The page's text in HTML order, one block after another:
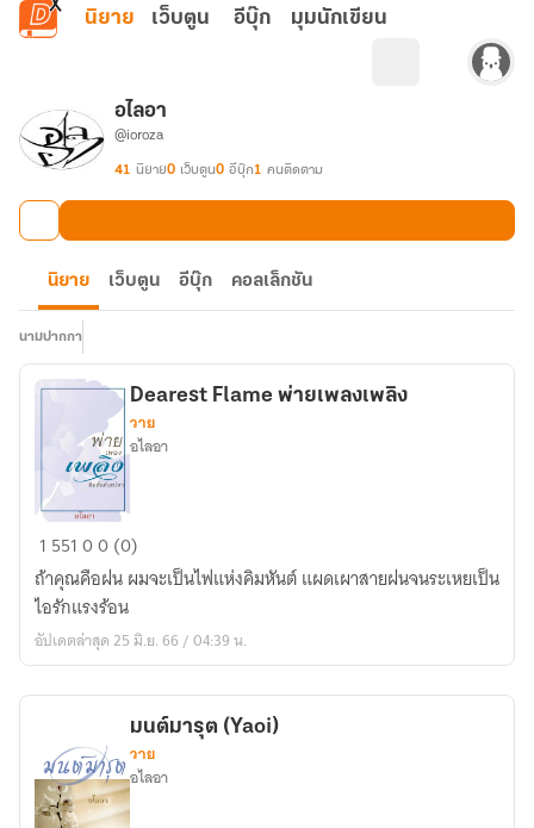
ข้ามไปยังเนื้อหาหลัก
นิยาย เว็บตูน อีบุ๊ก มุมนักเขียน
อไลอา
@ioroza
41 นิยาย0 เว็บตูน0 อีบุ๊ก1 คนติดตาม
นิยาย เว็บตูน อีบุ๊ก คอลเล็กชัน
นามปากกา
Dearest
Flame
พ่าย
เพลง
เพลิง
Dearest Flame พ่ายเพลงเพลิง
วาย
อไลอา
1 55100 (0)
ถ้าคุณคือฝน ผมจะเป็นไฟแห่งคิมหันต์ แผดเผาสายฝนจนระเหยเป็น
ไอรักแรงร้อน
อัปเดตล่าสุด 25 มิ.ย. 66 / 04:39 น.
มนต์มารุต (Yaoi)
วาย
อไลอา